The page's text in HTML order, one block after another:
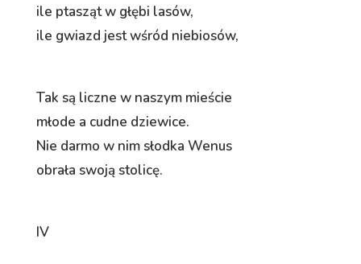
ile ptasząt w głębi lasów,
ile gwiazd jest wśród niebiosów,
Tak są liczne w naszym mieście
młode a cudne dziewice.
Nie darmo w nim słodka Wenus
obrała swoją stolicę.
IV